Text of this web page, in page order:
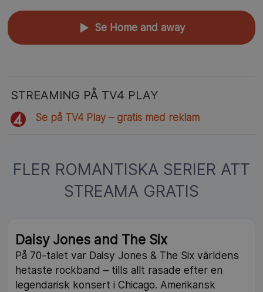
▲ Se Home and away
STREAMING PÅ TV4 PLAY
Se på TV4 Play – gratis med reklam
FLER ROMANTISKA SERIER ATT
STREAMA GRATIS
Daisy Jones and The Six
På 70-talet var Daisy Jones & The Six världens
hetaste rockband – tills allt rasade efter en
legendarisk konsert i Chicago. Amerikansk